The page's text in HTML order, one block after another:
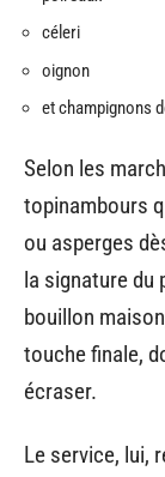
céleri
oignon
et champignons
Selon les
topinambours
ou asperges
la signature du
bouillon
touche finale,
écraser.
Le service, lui,